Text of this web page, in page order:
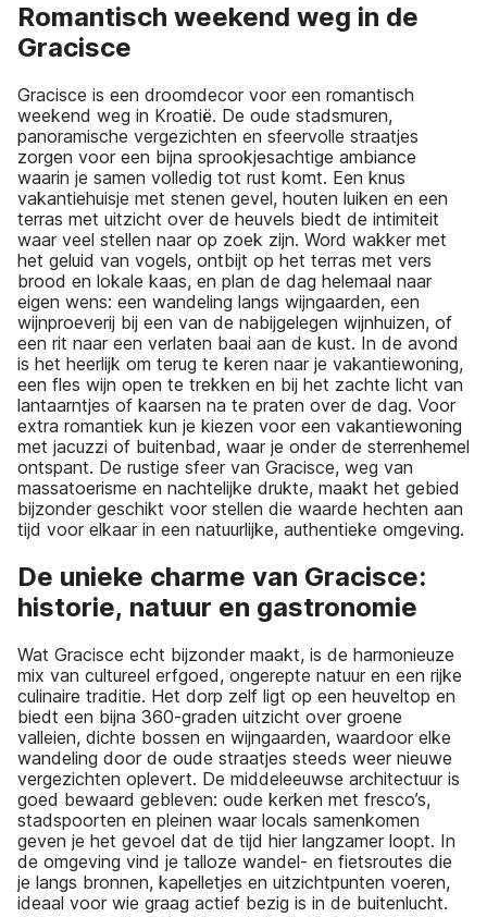
Romantisch weekend weg in de
Gracisce
Gracisce is een droomdecor voor een romantisch
weekend weg in Kroatië. De oude stadsmuren,
panoramische vergezichten en sfeervolle straatjes
zorgen voor een bijna sprookjesachtige ambiance
waarin je samen volledig tot rust komt. Een knus
vakantiehuisje met stenen gevel, houten luiken en een
terras met uitzicht over de heuvels biedt de intimiteit
waar veel stellen naar op zoek zijn. Word wakker met
het geluid van vogels, ontbijt op het terras met vers
brood en lokale kaas, en plan de dag helemaal naar
eigen wens: een wandeling langs wijngaarden, een
wijnproeverij bij een van de nabijgelegen wijnhuizen, of
een rit naar een verlaten baai aan de kust. In de avond
is het heerlijk om terug te keren naar je vakantiewoning,
een fles wijn open te trekken en bij het zachte licht van
lantaarntjes of kaarsen na te praten over de dag. Voor
extra romantiek kun je kiezen voor een vakantiewoning
met jacuzzi of buitenbad, waar je onder de sterrenhemel
ontspant. De rustige sfeer van Gracisce, weg van
massatoerisme en nachtelijke drukte, maakt het gebied
bijzonder geschikt voor stellen die waarde hechten aan
tijd voor elkaar in een natuurlijke, authentieke omgeving.
De unieke charme van Gracisce:
historie, natuur en gastronomie
Wat Gracisce echt bijzonder maakt, is de harmonieuze
mix van cultureel erfgoed, ongerepte natuur en een rijke
culinaire traditie. Het dorp zelf ligt op een heuveltop en
biedt een bijna 360-graden uitzicht over groene
valleien, dichte bossen en wijngaarden, waardoor elke
wandeling door de oude straatjes steeds weer nieuwe
vergezichten oplevert. De middeleeuwse architectuur is
goed bewaard gebleven: oude kerken met fresco’s,
stadspoorten en pleinen waar locals samenkomen
geven je het gevoel dat de tijd hier langzamer loopt. In
de omgeving vind je talloze wandel- en fietsroutes die
je langs bronnen, kapelletjes en uitzichtpunten voeren,
ideaal voor wie graag actief bezig is in de buitenlucht.